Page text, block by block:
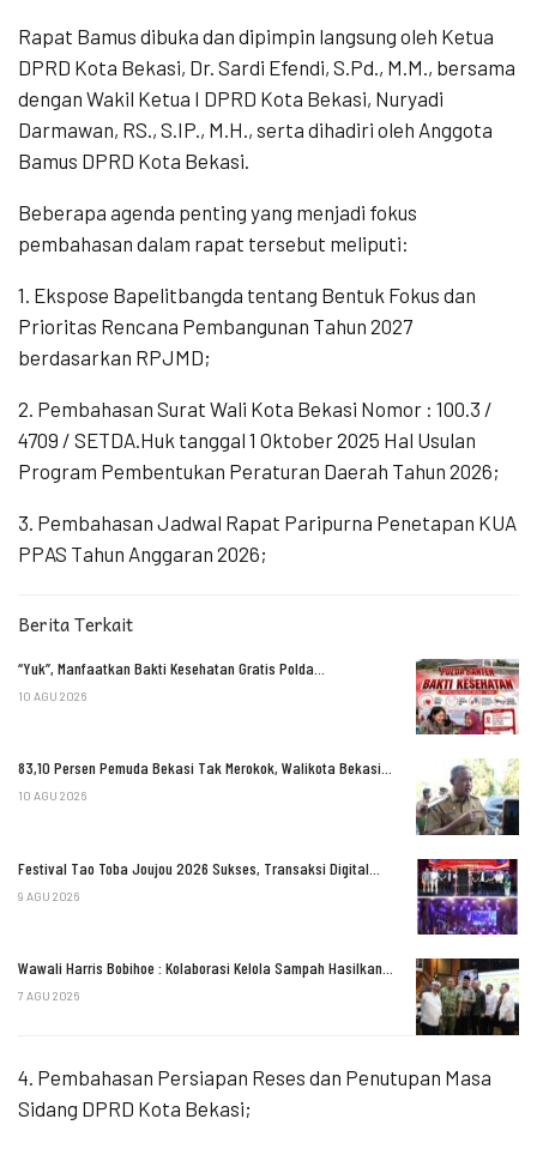
Rapat Bamus dibuka dan dipimpin langsung oleh Ketua
DPRD Kota Bekasi, Dr. Sardi Efendi, S.Pd., M.M., bersama
dengan Wakil Ketua I DPRD Kota Bekasi, Nuryadi
Darmawan, RS., S.IP., M.H., serta dihadiri oleh Anggota
Bamus DPRD Kota Bekasi.
Beberapa agenda penting yang menjadi fokus
pembahasan dalam rapat tersebut meliputi:
1. Ekspose Bapelitbangda tentang Bentuk Fokus dan
Prioritas Rencana Pembangunan Tahun 2027
berdasarkan RPJMD;
2. Pembahasan Surat Wali Kota Bekasi Nomor : 100.3 /
4709 / SETDA.Huk tanggal 1 Oktober 2025 Hal Usulan
Program Pembentukan Peraturan Daerah Tahun 2026;
3. Pembahasan Jadwal Rapat Paripurna Penetapan KUA
PPAS Tahun Anggaran 2026;
Berita Terkait
“Yuk”, Manfaatkan Bakti Kesehatan Gratis Polda…
10 AGU 2026
83,10 Persen Pemuda Bekasi Tak Merokok, Walikota Bekasi…
10 AGU 2026
Festival Tao Toba Joujou 2026 Sukses, Transaksi Digital…
9 AGU 2026
Wawali Harris Bobihoe : Kolaborasi Kelola Sampah Hasilkan…
7 AGU 2026
4. Pembahasan Persiapan Reses dan Penutupan Masa
Sidang DPRD Kota Bekasi;